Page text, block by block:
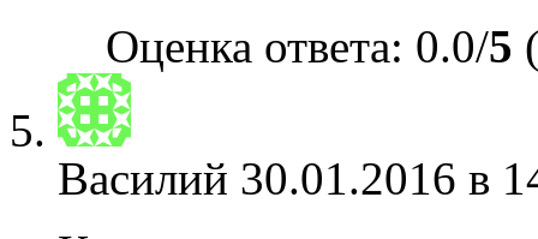
Оценка ответа: 0.0/5
Василий 30.01.2016 в